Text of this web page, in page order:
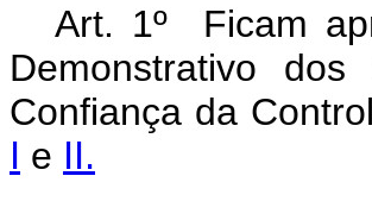
Art. 1º Ficam
Demonstrativo
Confiança da
I e II.